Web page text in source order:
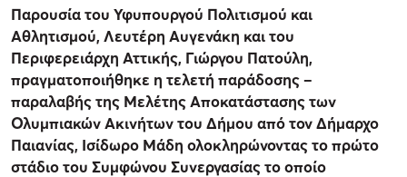
Παρουσία του Υφυπουργού Πολιτισμού και
Αθλητισμού, Λευτέρη Αυγενάκη και του
Περιφερειάρχη Αττικής, Γιώργου Πατούλη,
πραγματοποιήθηκε η τελετή παράδοσης –
παραλαβής της Μελέτης Αποκατάστασης των
Ολυμπιακών Ακινήτων του Δήμου από τον Δήμαρχο
Παιανίας, Ισίδωρο Μάδη ολοκληρώνοντας το πρώτο
στάδιο του Συμφώνου Συνεργασίας το οποίο